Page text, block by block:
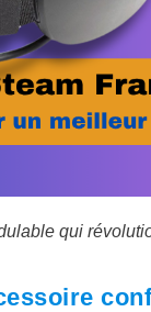
qui